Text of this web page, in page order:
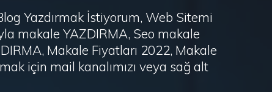
Yazdırmak İstiyorum, Web Sitemi
makale YAZDIRMA, Seo makale
Makale Fiyatları 2022, Makale
için mail kanalımızı veya sağ alt